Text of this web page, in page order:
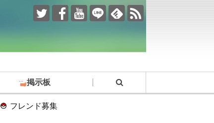
掲示板
フレンド募集